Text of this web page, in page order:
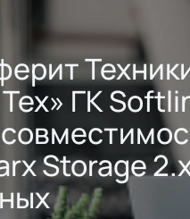
ГК
Storage